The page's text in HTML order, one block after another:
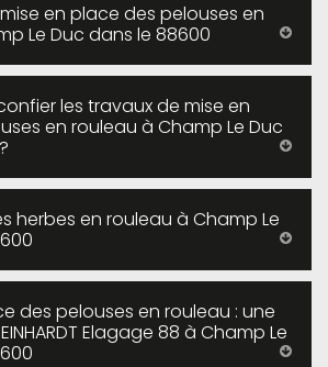
en place des pelouses en
Le Duc dans le 88600
les travaux de mise en
en rouleau à Champ Le Duc
herbes en rouleau à Champ Le
des pelouses en rouleau : une
Elagage 88 à Champ Le